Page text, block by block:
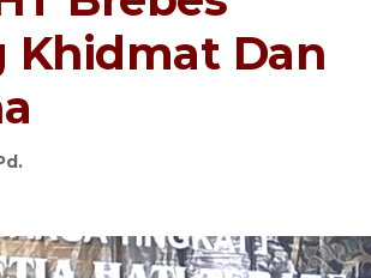
Newsticker - 14:41:41 Miris, Puluhan
Khidmat Dan